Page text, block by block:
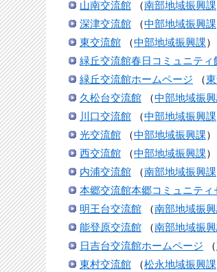
山南交流館 （南部地域振興課
深津交流館 （中部地域振興課
東交流館 （中部地域振興課）
緑丘交流館春日コミュニティ
緑丘交流館ホームページ （
久松台交流館 （中部地域振
川口交流館 （中部地域振興課
光交流館 （中部地域振興課）
西交流館 （中部地域振興課）
内浦交流館 （南部地域振興課
本郷交流館本郷コミュニティ
明王台交流館 （南部地域振
能登原交流館 （南部地域振
日吉台交流館ホームページ （
東村交流館 （松永地域振興課